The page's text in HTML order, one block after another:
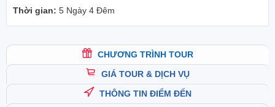
Thời gian: 5 Ngày 4 Đêm
CHƯƠNG TRÌNH TOUR
GIÁ TOUR & DỊCH VỤ
THÔNG TIN ĐIỂM ĐẾN